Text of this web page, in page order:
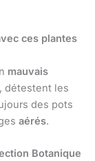
ces plantes
mauvais
détestent les
des pots
aérés.
Botanique